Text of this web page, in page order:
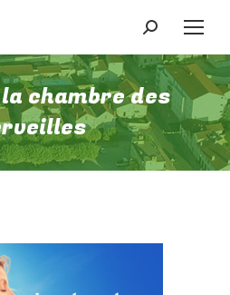
Recherche
:
chambre des